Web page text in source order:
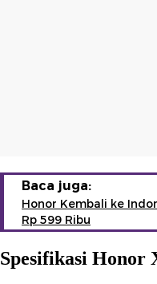
Baca juga:
Honor Kembali ke
Rp 599 Ribu
Spesifikasi Honor